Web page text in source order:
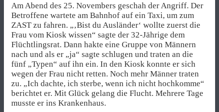
Am Abend des 25. Novembers geschah der Angriff. Der
Betroffene wartete am Bahnhof auf ein Taxi, um zum
ZAST zu fahren. „‚Bist du Ausländer‘ wollte zuerst die
Frau vom Kiosk wissen“ sagte der 32-Jährige dem
Flüchtlingsrat. Dann hakte eine Gruppe von Männern
nach und als er „ja“ sagte schlugen und traten an die
fünf „Typen“ auf ihn ein. In den Kiosk konnte er sich
wegen der Frau nicht retten. Noch mehr Männer traten
zu. „Ich dachte, ich sterbe, wenn ich nicht hochkomme“
berichtet er. Mit Glück gelang die Flucht. Mehrere Tage
musste er ins Krankenhaus.